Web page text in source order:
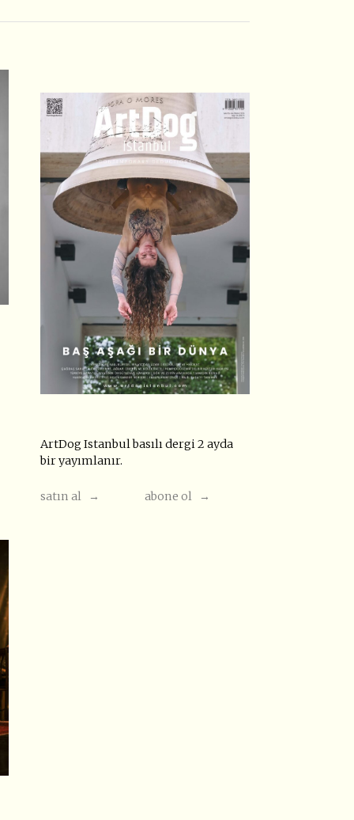
ArtDog Istanbul basılı dergi 2 ayda
bir yayımlanır.
satın al → abone ol →